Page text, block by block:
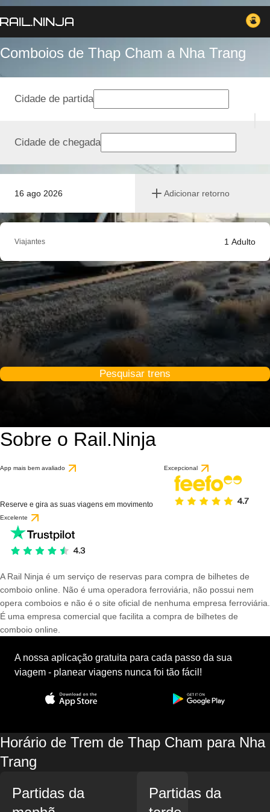
Comboios de Thap Cham a Nha Trang
16 ago 2026 Adicionar retorno
Cidade de partida
Cidade de chegada
Viajantes 1 Adulto
Pesquisar trens
Sobre o Rail.Ninja
App mais bem avaliado
Reserve e gira as suas viagens em movimento
Excepcional
Excelente
A Rail Ninja é um serviço de reservas para compra de bilhetes de
comboio online. Não é uma operadora ferroviária, não possui nem
opera comboios e não é o site oficial de nenhuma empresa ferroviária.
É uma empresa comercial que facilita a compra de bilhetes de
comboio online.
A nossa aplicação gratuita para cada passo da sua
viagem - planear viagens nunca foi tão fácil!
Horário de Trem de Thap Cham para Nha
Trang
Partidas da
Partidas da